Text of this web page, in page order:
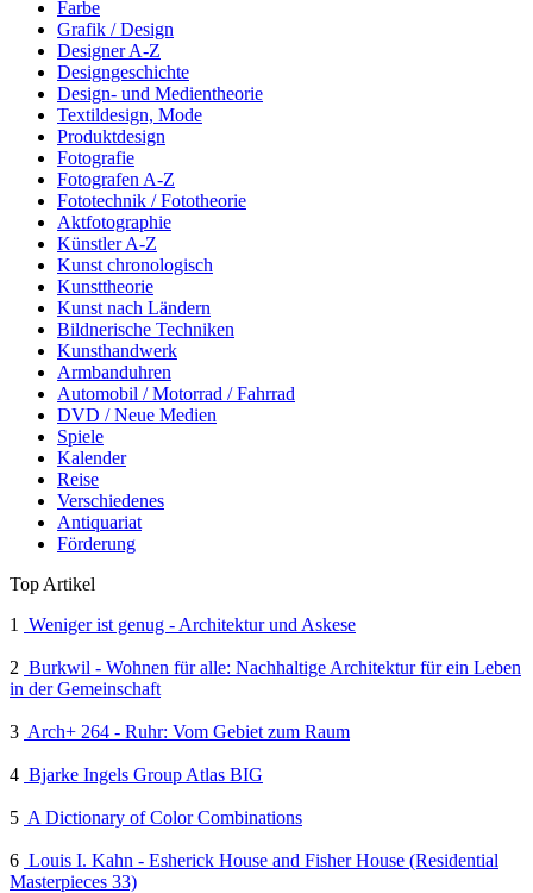
Farbe
Grafik / Design
Designer A-Z
Designgeschichte
Design- und Medientheorie
Textildesign, Mode
Produktdesign
Fotografie
Fotografen A-Z
Fototechnik / Fototheorie
Aktfotographie
Künstler A-Z
Kunst chronologisch
Kunsttheorie
Kunst nach Ländern
Bildnerische Techniken
Kunsthandwerk
Armbanduhren
Automobil / Motorrad / Fahrrad
DVD / Neue Medien
Spiele
Kalender
Reise
Verschiedenes
Antiquariat
Förderung
Top Artikel
1
Weniger ist genug - Architektur und Askese
2 Burkwil - Wohnen für alle: Nachhaltige Architektur für ein Leben
in der Gemeinschaft
3 Arch+ 264 - Ruhr: Vom Gebiet zum Raum
4 Bjarke Ingels Group Atlas BIG
5 A Dictionary of Color Combinations
6 Louis I. Kahn - Esherick House and Fisher House (Residential
Masterpieces 33)